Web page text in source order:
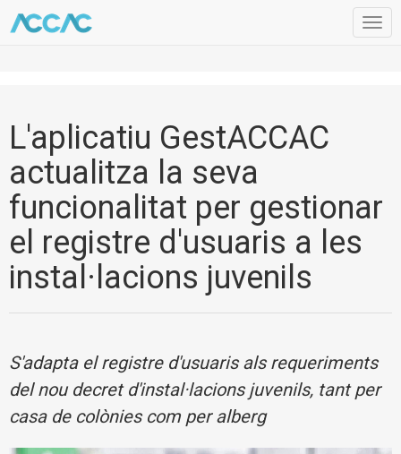
L'aplicatiu GestACCAC
actualitza la seva
funcionalitat per gestionar
el registre d'usuaris a les
instal·lacions juvenils
S'adapta el registre d'usuaris als requeriments
del nou decret d'instal·lacions juvenils, tant per
casa de colònies com per alberg